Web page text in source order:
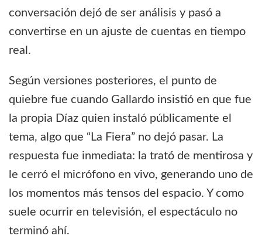
conversación dejó de ser análisis y pasó a
convertirse en un ajuste de cuentas en tiempo
real.
Según versiones posteriores, el punto de
quiebre fue cuando Gallardo insistió en que fue
la propia Díaz quien instaló públicamente el
tema, algo que “La Fiera” no dejó pasar. La
respuesta fue inmediata: la trató de mentirosa y
le cerró el micrófono en vivo, generando uno de
los momentos más tensos del espacio. Y como
suele ocurrir en televisión, el espectáculo no
terminó ahí.